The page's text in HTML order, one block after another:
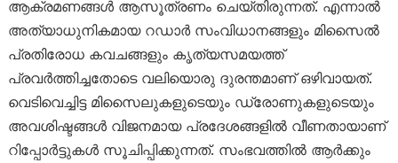
ആക്രമണങ്ങൾ ആസൂത്രണം ചെയ്തിരുന്നത്. എന്നാൽ
അത്യാധുനികമായ റഡാർ സംവിധാനങ്ങളും മിസൈൽ
പ്രതിരോധ കവചങ്ങളും കൃത്യസമയത്ത്
പ്രവർത്തിച്ചതോടെ വലിയൊരു ദുരന്തമാണ് ഒഴിവായത്.
വെടിവെച്ചിട്ട മിസൈലുകളുടെയും ഡ്രോണുകളുടെയും
അവശിഷ്ടങ്ങൾ വിജനമായ പ്രദേശങ്ങളിൽ വീണതായാണ്
റിപ്പോർട്ടുകൾ സൂചിപ്പിക്കുന്നത്. സംഭവത്തിൽ ആർക്കും